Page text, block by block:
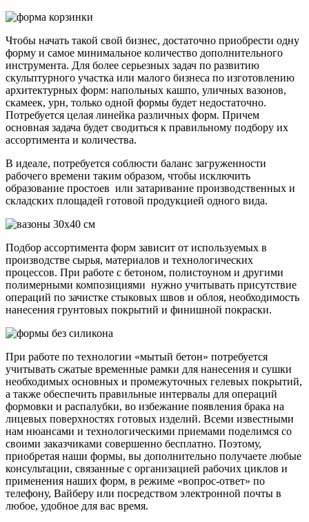
Чтобы начать такой свой бизнес, достаточно приобрести одну
форму и самое минимальное количество дополнительного
инструмента. Для более серьезных задач по развитию
скульптурного участка или малого бизнеса по изготовлению
архитектурных форм: напольных кашпо, уличных вазонов,
скамеек, урн, только одной формы будет недостаточно.
Потребуется целая линейка различных форм. Причем
основная задача будет сводиться к правильному подбору их
ассортимента и количества.
В идеале, потребуется соблюсти баланс загруженности
рабочего времени таким образом, чтобы исключить
образование простоев или затаривание производственных и
складских площадей готовой продукцией одного вида.
Подбор ассортимента форм зависит от используемых в
производстве сырья, материалов и технологических
процессов. При работе с бетоном, полистоуном и другими
полимерными композициями нужно учитывать присутствие
операций по зачистке стыковых швов и облоя, необходимость
нанесения грунтовых покрытий и финишной покраски.
При работе по технологии «мытый бетон» потребуется
учитывать сжатые временные рамки для нанесения и сушки
необходимых основных и промежуточных гелевых покрытий,
а также обеспечить правильные интервалы для операций
формовки и распалубки, во избежание появления брака на
лицевых поверхностях готовых изделий. Всеми известными
нам нюансами и технологическими приемами поделимся со
своими заказчиками совершенно бесплатно. Поэтому,
приобретая наши формы, вы дополнительно получаете любые
консультации, связанные с организацией рабочих циклов и
применения наших форм, в режиме «вопрос-ответ» по
телефону, Вайберу или посредством электронной почты в
любое, удобное для вас время.